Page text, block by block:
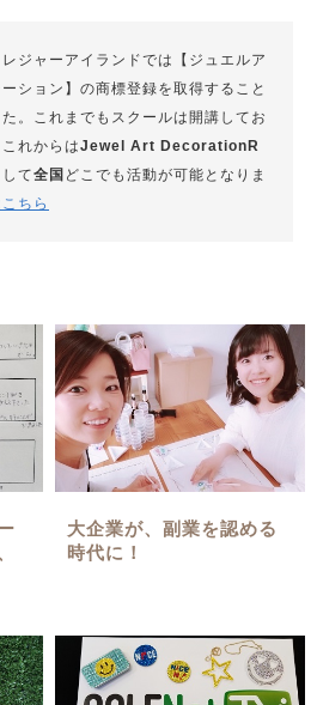
ジャーアイランドでは【ジュエルア
ション】の商標登録を取得すること
。これまでもスクールは開講してお
れからはJewel Art DecorationR
して全国 どこでも活動が可能となりま
ちら
大企業が、副業を認める
時代に！